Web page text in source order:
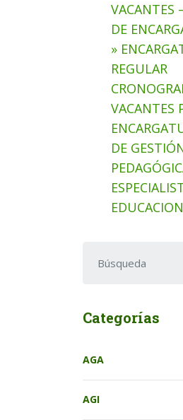
VACANTES
DE
»
REGULAR
VACANTES
DE
Categorías
AGA
AGI